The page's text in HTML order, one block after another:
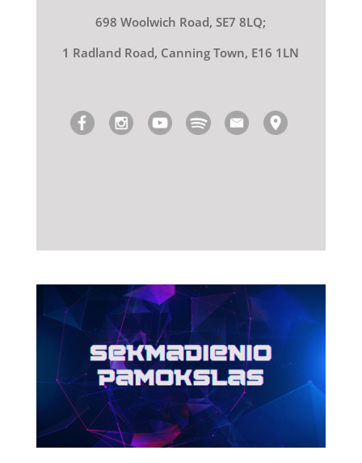
698 Woolwich Road, SE7 8LQ;
1 Radland Road, Canning Town, E16 1LN